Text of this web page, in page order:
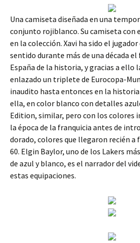
Una camiseta diseñada en una
conjunto rojiblanco. Su camiseta con
en la colección. Xavi ha sido el
sentido durante más de una década
España de la historia, y gracias a ello
enlazado un triplete de Eurocopa-
inaudito hasta entonces en la
ella, en color blanco con detalles
Edition, similar, pero con los colores
la época de la franquicia antes de
dorado, colores que llegaron recién a
60. Elgin Baylor, uno de los Lakers
de azul y blanco, es el narrador del
estas equipaciones.